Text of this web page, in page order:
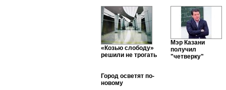
«Козью слободу»
решили не трогать
Мэр Казани
получил
"четверку"
Город осветят по-
новому